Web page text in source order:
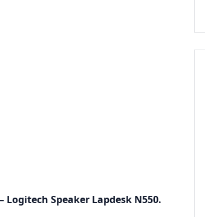
Speaker Lapdesk N550.